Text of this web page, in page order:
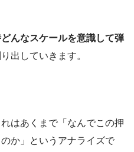
どんなスケールを意識して弾
出していきます。
はあくまで「なんでこの押
か」というアナライズで